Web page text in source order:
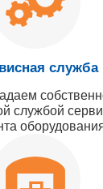
служба
службой